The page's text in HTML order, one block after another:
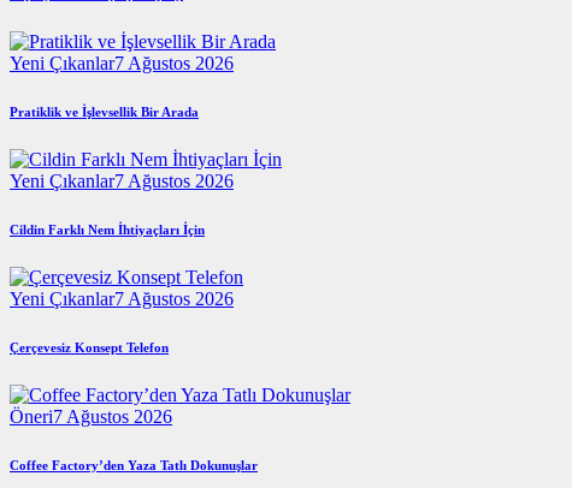
Yeni Çıkanlar7 Ağustos 2026
Pratiklik ve İşlevsellik Bir Arada
Yeni Çıkanlar7 Ağustos 2026
Cildin Farklı Nem İhtiyaçları İçin
Yeni Çıkanlar7 Ağustos 2026
Çerçevesiz Konsept Telefon
Öneri7 Ağustos 2026
Coffee Factory’den Yaza Tatlı Dokunuşlar